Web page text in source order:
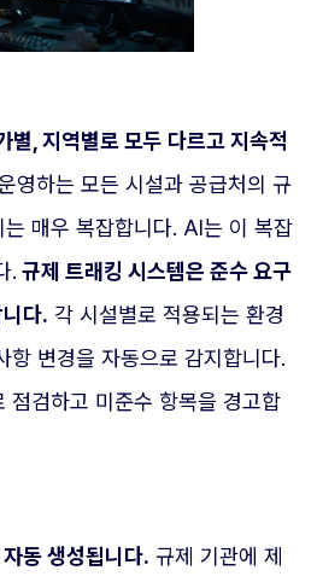
별, 지역별로 모두 다르고 지속적
영하는 모든 시설과 공급처의 규
매우 복잡합니다. AI는 이 복잡
. 규제 트래킹 시스템은 준수 요구
다. 각 시설별로 적용되는 환경
항 변경을 자동으로 감지합니다.
점검하고 미준수 항목을 경고합
동 생성됩니다. 규제 기관에 제